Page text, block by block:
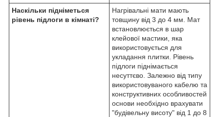
Наскільки підніметься
рівень підлоги в кімнаті?
Нагрівальні мати мають
товщину від 3 до 4 мм. Мат
встановлюється в шар
клейової мастики, яка
використовується для
укладання плитки. Рівень
підлоги піднімається
несуттєво. Залежно від типу
використовуваного кабелю та
конструктивних особливостей
основи необхідно врахувати
"будівельну висоту" від 1 до 8